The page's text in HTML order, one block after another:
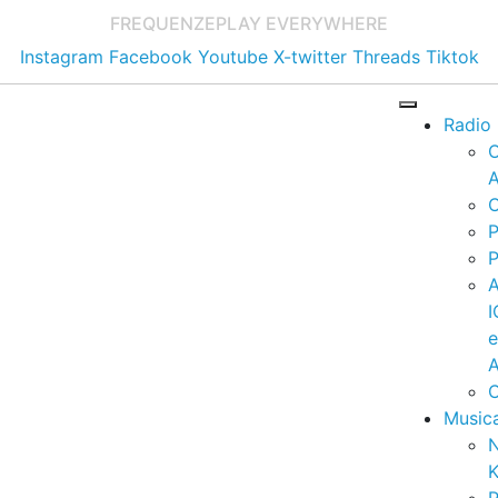
FREQUENZEPLAY EVERYWHERE
Instagram Facebook Youtube X-twitter Threads Tiktok
Radio
e